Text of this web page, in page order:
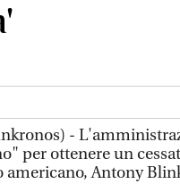
-
per ottenere un
americano, Antony